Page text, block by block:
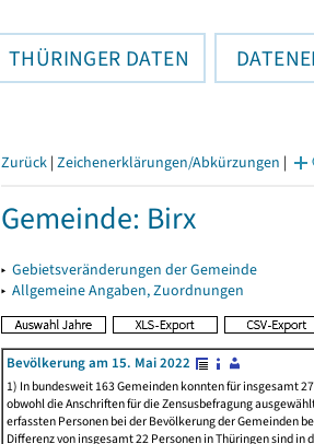
THÜRINGER DATEN
Zurück | Zeichenerklärungen/Abkürzungen |
Gemeinde: Birx
▸ Gebietsveränderungen der Gemeinde
▸ Allgemeine Angaben, Zuordnungen
Bevölkerung am 15. Mai 2022
1) In bundesweit 163 Gemeinden konnten für insgesamt
obwohl die Anschriften für die Zensusbefragung
erfassten Personen bei der Bevölkerung der Gemeinden
Differenz von insgesamt 22 Personen in Thüringen sind